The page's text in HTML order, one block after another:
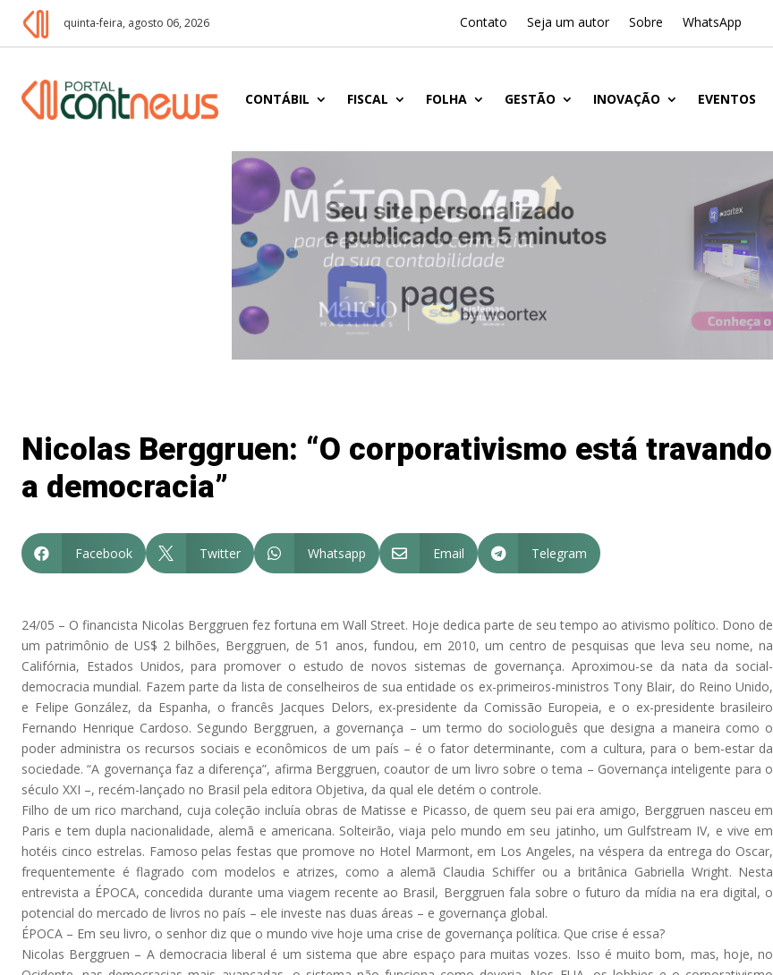
quinta-feira, agosto 06, 2026 Contato Seja um autor Sobre WhatsApp
CONTÁBIL FISCAL FOLHA GESTÃO INOVAÇÃO EVENTOS
Nicolas Berggruen: “O corporativismo está travando
a democracia”
 Facebook  Twitter  Whatsapp  Email  Telegram
24/05 – O financista Nicolas Berggruen fez fortuna em Wall Street. Hoje dedica parte de seu tempo ao ativismo político. Dono de
um patrimônio de US$ 2 bilhões, Berggruen, de 51 anos, fundou, em 2010, um centro de pesquisas que leva seu nome, na
Califórnia, Estados Unidos, para promover o estudo de novos sistemas de governança. Aproximou-se da nata da social-
democracia mundial. Fazem parte da lista de conselheiros de sua entidade os ex-primeiros-ministros Tony Blair, do Reino Unido,
e Felipe González, da Espanha, o francês Jacques Delors, ex-presidente da Comissão Europeia, e o ex-presidente brasileiro
Fernando Henrique Cardoso. Segundo Berggruen, a governança – um termo do sociologuês que designa a maneira como o
poder administra os recursos sociais e econômicos de um país – é o fator determinante, com a cultura, para o bem-estar da
sociedade. “A governança faz a diferença”, afirma Berggruen, coautor de um livro sobre o tema – Governança inteligente para o
século XXI –, recém-lançado no Brasil pela editora Objetiva, da qual ele detém o controle.
Filho de um rico marchand, cuja coleção incluía obras de Matisse e Picasso, de quem seu pai era amigo, Berggruen nasceu em
Paris e tem dupla nacionalidade, alemã e americana. Solteirão, viaja pelo mundo em seu jatinho, um Gulfstream IV, e vive em
hotéis cinco estrelas. Famoso pelas festas que promove no Hotel Marmont, em Los Angeles, na véspera da entrega do Oscar,
frequentemente é flagrado com modelos e atrizes, como a alemã Claudia Schiffer ou a britânica Gabriella Wright. Nesta
entrevista a ÉPOCA, concedida durante uma viagem recente ao Brasil, Berggruen fala sobre o futuro da mídia na era digital, o
potencial do mercado de livros no país – ele investe nas duas áreas – e governança global.
ÉPOCA – Em seu livro, o senhor diz que o mundo vive hoje uma crise de governança política. Que crise é essa?
Nicolas Berggruen – A democracia liberal é um sistema que abre espaço para muitas vozes. Isso é muito bom, mas, hoje, no